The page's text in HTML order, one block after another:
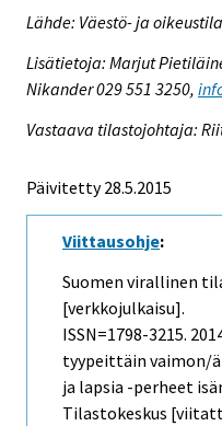
Lähde: Väestö- ja
Lisätietoja: Marjut
Nikander 029 551 3250,
Vastaava tilastojohtaja:
Päivitetty 28.5.2015
Viittausohje:
Suomen virallinen
[verkkojulkaisu].
ISSN=1798-3215.
tyypeittäin vaimon/
ja lapsia -perheet
Tilastokeskus